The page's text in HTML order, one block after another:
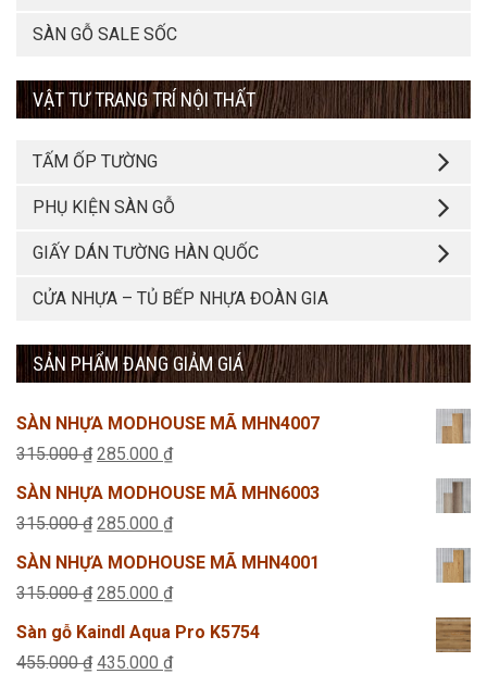
SÀN GỖ SALE SỐC
VẬT TƯ TRANG TRÍ NỘI THẤT
TẤM ỐP TƯỜNG
PHỤ KIỆN SÀN GỖ
GIẤY DÁN TƯỜNG HÀN QUỐC
CỬA NHỰA – TỦ BẾP NHỰA ĐOÀN GIA
SẢN PHẨM ĐANG GIẢM GIÁ
SÀN NHỰA MODHOUSE MÃ MHN4007
315.000₫ Giá
gốc
là:
285.000 ₫Giá
hiện
tại
285.000 ₫.
SÀN NHỰA MODHOUSE MÃ MHN6003
315.000₫ Giá
gốc
là:
285.000 ₫Giá
hiện
tại
285.000 ₫.
SÀN NHỰA MODHOUSE MÃ MHN4001
315.000₫ Giá
gốc
là:
285.000 ₫Giá
hiện
tại
Sàn gỗ Kaindl Aqua Pro K5754
455.000₫ Giá
435.000 ₫Giá